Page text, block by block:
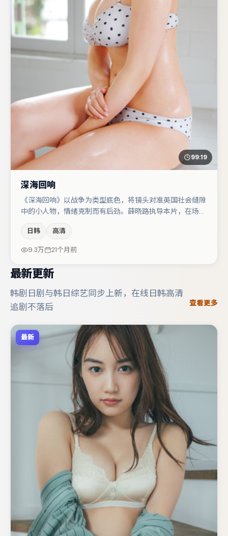
99:19
深海回响
《深海回响》以战争为类型底色，将镜头对准英国社会缝隙
中的小人物，情绪克制而有后劲。薛晓路执导本片，在场面
奕宏与咏梅的对手戏构成全片情感锚点，任素汐则以细节塑
造推动谜题层层揭开。节奏紧凑、反转有度，值得列入片
日韩 高清
9.3万 21个月前
最新更新
韩剧日剧与韩日综艺同步上新，在线日韩高清
追剧不落后
查看更多
最新